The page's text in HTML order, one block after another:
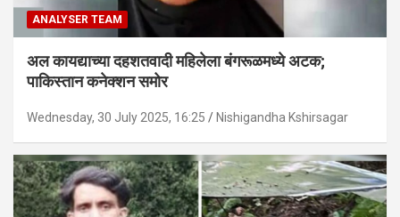
ANALYSER TEAM
अल कायद्याच्या दहशतवादी महिलेला बंगरूळमध्ये अटक;
पाकिस्तान कनेक्शन समोर
Wednesday, 30 July 2025, 16:25 Nishigandha Kshirsagar